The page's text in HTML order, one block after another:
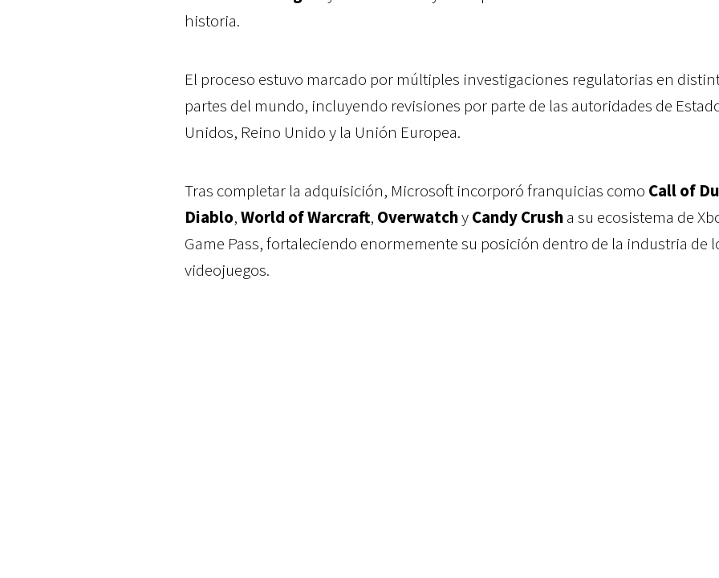
historia.
El proceso estuvo marcado por múltiples investigaciones regulatorias en
partes del mundo, incluyendo revisiones por parte de las autoridades de
Unidos, Reino Unido y la Unión Europea.
Tras completar la adquisición, Microsoft incorporó franquicias como Call of
Diablo,World of Warcraft, OverwatchyCandy Crusha su ecosistema de
Game Pass, fortaleciendo enormemente su posición dentro de la industria de
videojuegos.